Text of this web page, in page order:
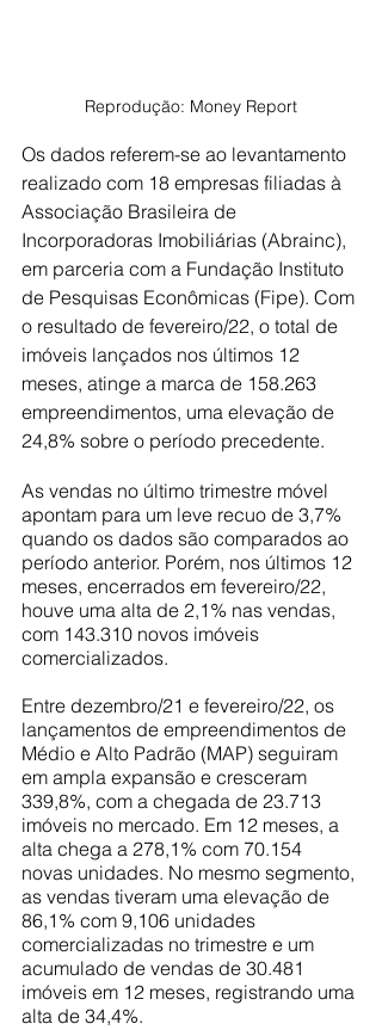
Reprodução: Money Report
Os dados referem-se ao levantamento
realizado com 18 empresas filiadas à
Associação Brasileira de
Incorporadoras Imobiliárias (Abrainc),
em parceria com a Fundação Instituto
de Pesquisas Econômicas (Fipe). Com
o resultado de fevereiro/22, o total de
imóveis lançados nos últimos 12
meses, atinge a marca de 158.263
empreendimentos, uma elevação de
24,8% sobre o período precedente.
As vendas no último trimestre móvel
apontam para um leve recuo de 3,7%
quando os dados são comparados ao
período anterior. Porém, nos últimos 12
meses, encerrados em fevereiro/22,
houve uma alta de 2,1% nas vendas,
com 143.310 novos imóveis
comercializados.
Entre dezembro/21 e fevereiro/22, os
lançamentos de empreendimentos de
Médio e Alto Padrão (MAP) seguiram
em ampla expansão e cresceram
339,8%, com a chegada de 23.713
imóveis no mercado. Em 12 meses, a
alta chega a 278,1% com 70.154
novas unidades. No mesmo segmento,
as vendas tiveram uma elevação de
86,1% com 9,106 unidades
comercializadas no trimestre e um
acumulado de vendas de 30.481
imóveis em 12 meses, registrando uma
alta de 34,4%.